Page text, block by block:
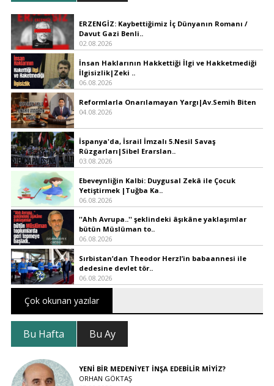
ERZENGİZ: Kaybettiğimiz İç Dünyanın Romanı /
Davut Gazi Benli..
02.08.2026
İnsan Haklarının Hakkettiği İlgi ve Hakketmediği
İlgisizlik|Zeki ..
06.08.2026
Reformlarla Onarılamayan Yargı|Av.Semih Biten
04.08.2026
İspanya'da, İsrail İmzalı 5.Nesil Savaş
Rüzgarları|Sibel Erarslan..
03.08.2026
Ebeveynliğin Kalbi: Duygusal Zekâ ile Çocuk
Yetiştirmek |Tuğba Ka..
06.08.2026
''Ahh Avrupa..'' şeklindeki âşıkâne yaklaşımlar
bütün Müslüman to..
06.08.2026
Sırbistan’dan Theodor Herzl’in babaannesi ile
dedesine devlet tör..
06.08.2026
Çok okunan yazılar
Bu Hafta Bu Ay
YENİ BİR MEDENİYET İNŞA EDEBİLİR MİYİZ?
ORHAN GÖKTAŞ